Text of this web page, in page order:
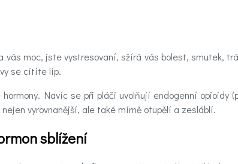
moc, jste vystresovaní, sžírá vás bolest, smutek,
se cítíte líp.
Navíc se při pláči uvolňují endogenní opioidy
vyrovnanější, ale také mírně otupělí a zesláblí.
sblížení